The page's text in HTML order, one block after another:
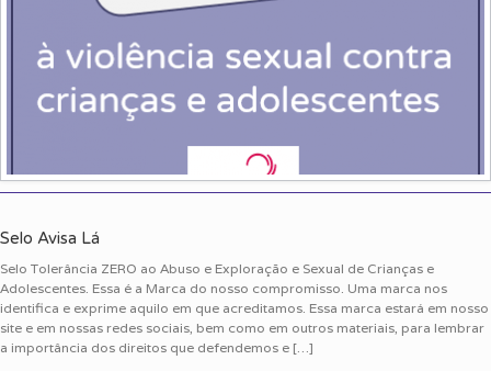
Selo Avisa Lá
Selo Tolerância ZERO ao Abuso e Exploração e Sexual de Crianças e
Adolescentes. Essa é a Marca do nosso compromisso. Uma marca nos
identifica e exprime aquilo em que acreditamos. Essa marca estará em nosso
site e em nossas redes sociais, bem como em outros materiais, para lembrar
a importância dos direitos que defendemos e […]